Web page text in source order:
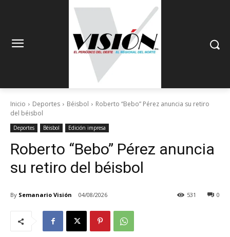
Inicio Deportes Béisbol
Roberto “Bebo” Pérez anuncia su retiro
del béisbol
Deportes Béisbol Edición impresa
Roberto “Bebo” Pérez anuncia
su retiro del béisbol
By Semanario Visión 04/08/2026 0
531